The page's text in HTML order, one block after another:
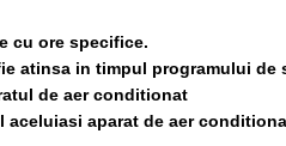
cu ore specifice.
atinsa in timpul programului de
de aer conditionat
aparat de aer